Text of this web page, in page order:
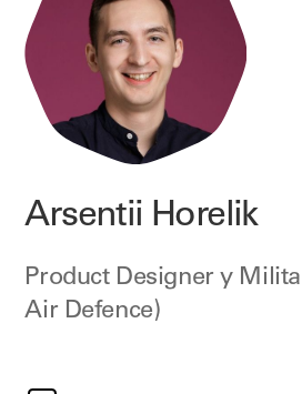
Arsentii Horelik
Product Designer у
Air Defence)